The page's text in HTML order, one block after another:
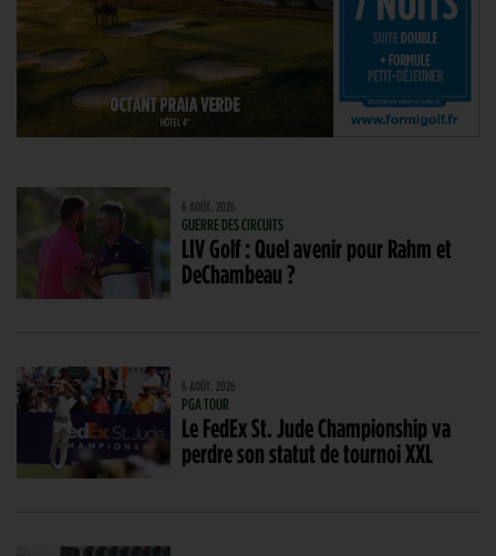
6 AOÛT. 2026
GUERRE DES CIRCUITS
LIV Golf : Quel avenir pour Rahm et
DeChambeau ?
6 AOÛT. 2026
PGA TOUR
Le FedEx St. Jude Championship va
perdre son statut de tournoi XXL